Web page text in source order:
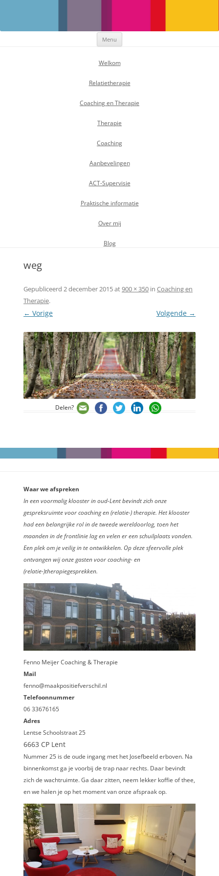
Menu
Welkom
Relatietherapie
Coaching en Therapie
Therapie
Coaching
Aanbevelingen
ACT-Supervisie
Praktische informatie
Over mij
Blog
weg
Gepubliceerd 2 december 2015at900 × 350 in Coaching en
Therapie.
← Vorige Volgende →
Delen?
Waar we afspreken
In een voormalig klooster in oud-Lent bevindt zich onze
gespreksruimte voor coaching en (relatie-) therapie. Het klooster
had een belangrijke rol in de tweede wereldoorlog, toen het
maanden in de frontlinie lag en velen er een schuilplaats vonden.
Een plek om je veilig in te ontwikkelen. Op deze sfeervolle plek
ontvangen wij onze gasten voor coaching- en
(relatie-)therapiegesprekken.
Fenno Meijer Coaching & Therapie
Mail
fenno@maakpositiefverschil.nl
Telefoonnummer
06 33676165
Adres
Lentse Schoolstraat 25
6663 CP Lent
Nummer 25 is de oude ingang met het Josefbeeld erboven. Na
binnenkomst ga je voorbij de trap naar rechts. Daar bevindt
zich de wachtruimte. Ga daar zitten, neem lekker koffie of thee,
en we halen je op het moment van onze afspraak op.